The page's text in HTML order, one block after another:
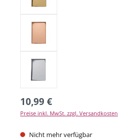
10,99 €
Preise inkl. MwSt. zzgl. Versandkosten
Nicht mehr verfügbar